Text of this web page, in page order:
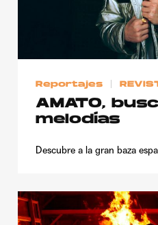
© 2015-2022 UMOMAG.
DERECHOS
Reportajes
AMATO,
melodías
Descubre a la gran baza